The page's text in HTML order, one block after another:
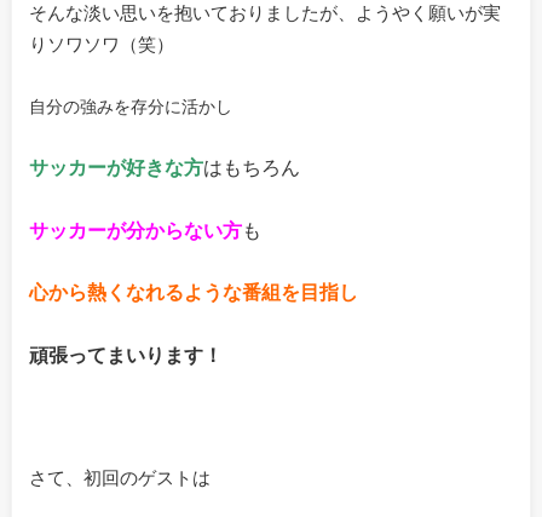
そんな淡い思いを抱いておりましたが、ようやく願いが実
りソワソワ（笑）
自分の強みを存分に活かし
サッカーが好きな方はもちろん
サッカーが分からない方も
心から熱くなれるような番組を目指し
頑張ってまいります！
さて、初回のゲストは